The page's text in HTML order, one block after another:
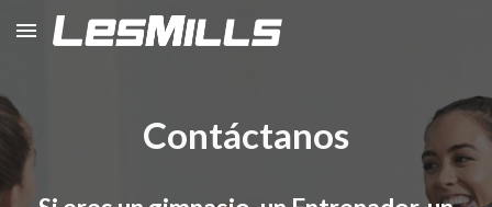
Skip to main content
Contáctanos